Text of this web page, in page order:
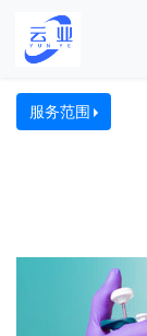
服务范围